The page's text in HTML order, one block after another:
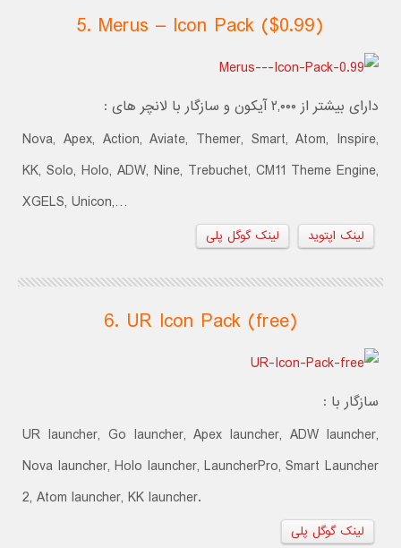
5. Merus – Icon Pack ($0.99)
دارای بیشتر از ۲,۰۰۰ آیکون و سازگار با لانچر های :
Nova, Apex, Action, Aviate, Themer, Smart, Atom, Inspire,
KK, Solo, Holo, ADW, Nine, Trebuchet, CM11 Theme Engine,
XGELS, Unicon,…
لینک گوگل پلی لینک اپتوید
6. UR Icon Pack (free)
سازگار با :
UR launcher, Go launcher, Apex launcher, ADW launcher,
Nova launcher, Holo launcher, LauncherPro, Smart Launcher
2, Atom launcher, KK launcher.
لینک گوگل پلی